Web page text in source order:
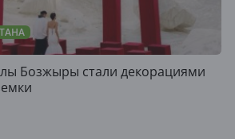
Бозжыры стали декорациями